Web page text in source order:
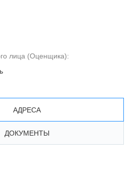
лица (Оценщика):
АДРЕСА
ДОКУМЕНТЫ